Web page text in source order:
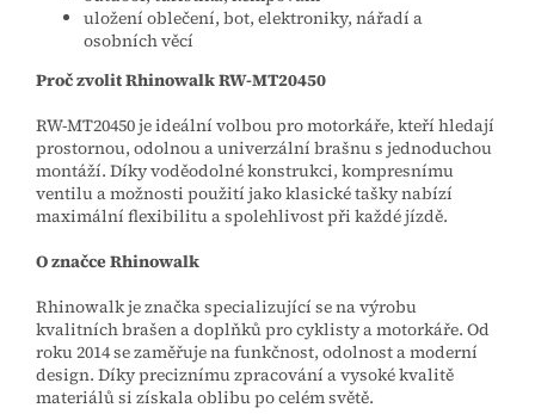
uložení oblečení, bot, elektroniky, nářadí a
osobních věcí
Proč zvolit Rhinowalk RW‑MT20450
RW‑MT20450 je ideální volbou pro motorkáře, kteří hledají
prostornou, odolnou a univerzální brašnu s jednoduchou
montáží. Díky voděodolné konstrukci, kompresnímu
ventilu a možnosti použití jako klasické tašky nabízí
maximální flexibilitu a spolehlivost při každé jízdě.
O značce Rhinowalk
Rhinowalk je značka specializující se na výrobu
kvalitních brašen a doplňků pro cyklisty a motorkáře. Od
roku 2014 se zaměřuje na funkčnost, odolnost a moderní
design. Díky preciznímu zpracování a vysoké kvalitě
materiálů si získala oblibu po celém světě.